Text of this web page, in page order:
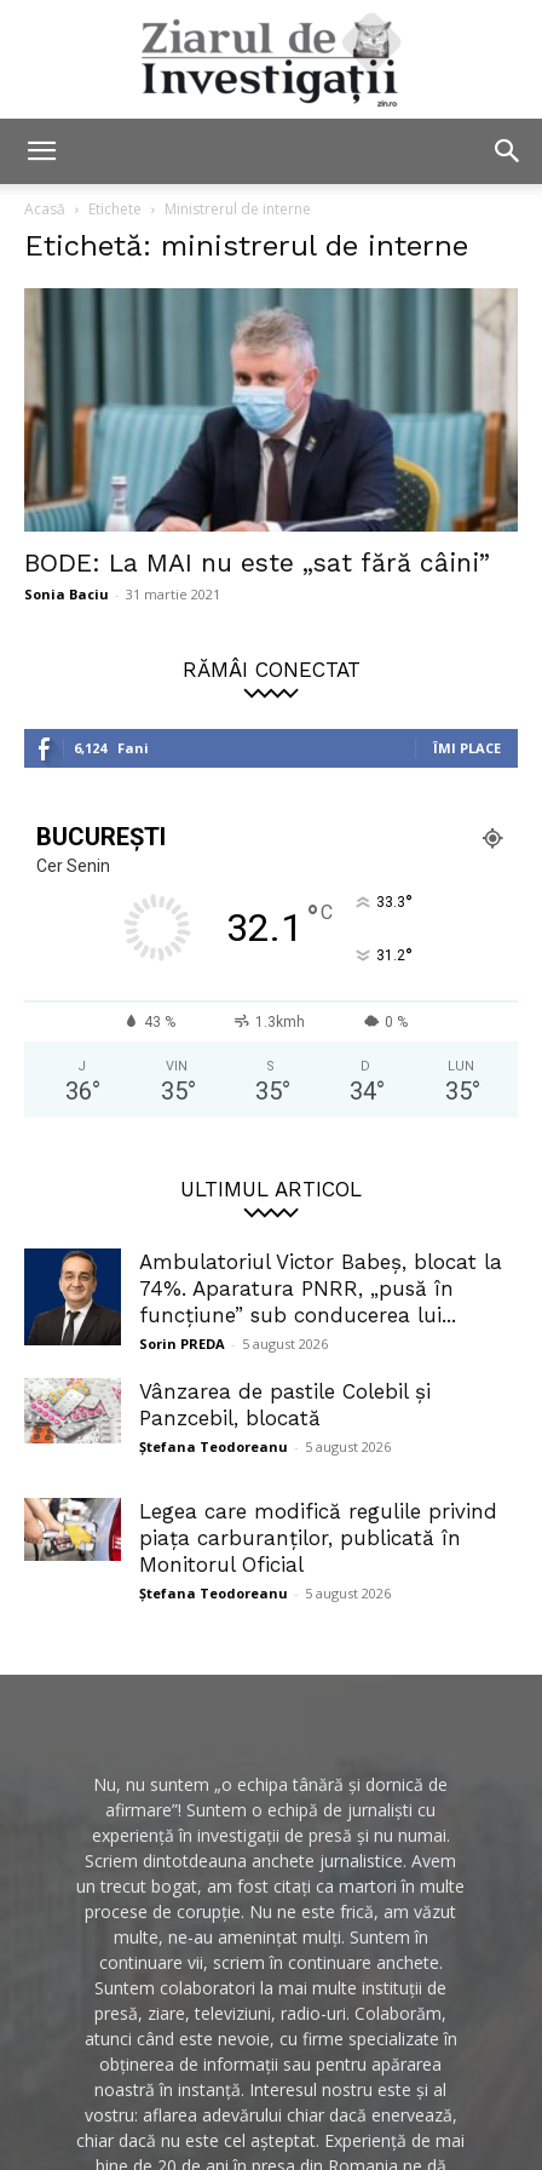
Investigații
Acasă Etichete Ministrerul de interne
Etichetă: ministrerul de interne
BODE: La MAI nu este „sat fără câini”
Sonia Baciu - 31 martie 2021
RĂMÂI CONECTAT
6,124 Fani ÎMI PLACE
BUCUREȘTI
Cer Senin
32.1 °C 33.3°
31.2°
43 % 1.3kmh 0 %
J
36°
VIN
35°
S
35°
D
34°
LUN
35°
ULTIMUL ARTICOL
Ambulatoriul Victor Babeș, blocat la
74%. Aparatura PNRR, „pusă în
funcțiune” sub conducerea lui...
Sorin PREDA - 5 august 2026
Vânzarea de pastile Colebil și
Panzcebil, blocată
Ștefana Teodoreanu - 5 august 2026
Legea care modifică regulile privind
piața carburanților, publicată în
Monitorul Oficial
Ștefana Teodoreanu - 5 august 2026
Nu, nu suntem „o echipa tânără și dornică de
afirmare”! Suntem o echipă de jurnaliști cu
experiență în investigații de presă și nu numai.
Scriem dintotdeauna anchete jurnalistice. Avem
un trecut bogat, am fost citați ca martori în multe
procese de corupție. Nu ne este frică, am văzut
multe, ne-au amenințat mulți. Suntem în
continuare vii, scriem în continuare anchete.
Suntem colaboratori la mai multe instituții de
presă, ziare, televiziuni, radio-uri. Colaborăm,
atunci când este nevoie, cu firme specializate în
obținerea de informații sau pentru apărarea
noastră în instanță. Interesul nostru este și al
vostru: aflarea adevărului chiar dacă enervează,
chiar dacă nu este cel așteptat. Experiență de mai